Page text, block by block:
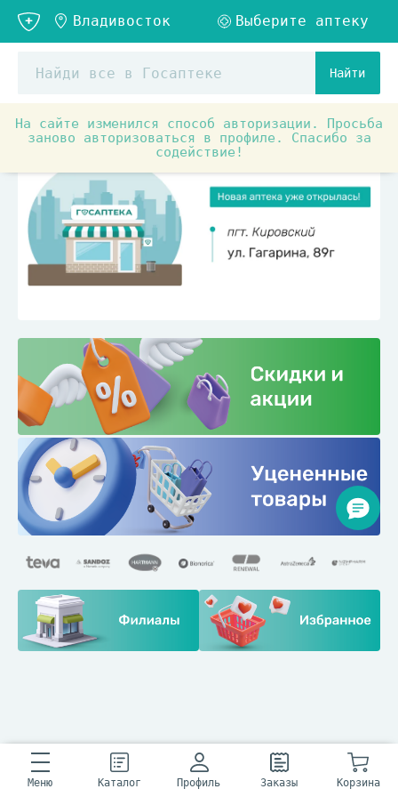
Найти
На сайте изменился способ авторизации. Просьба
заново авторизоваться в профиле. Спасибо за
содействие!
Меню Каталог Профиль Заказы Корзина